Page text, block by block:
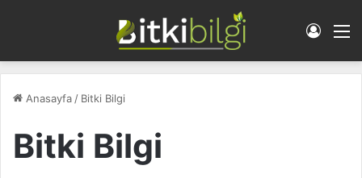
Giriş
Anasayfa / Bitki Bilgi
Bitki Bilgi